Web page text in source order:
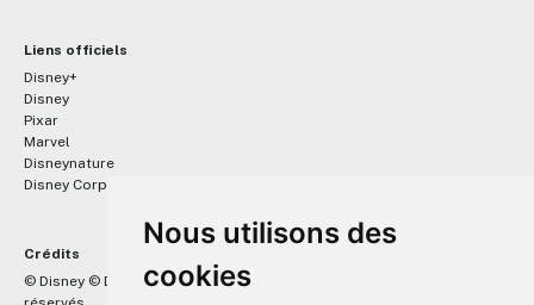
Nous utilisons des
cookies
Liens officiels
Disney+
Disney
Pixar
Marvel
Disneynature
Disney Corporate
Crédits
© Disney © Disney/Pixar © &™Lucasfilm LTD © Marvel. Tous droits